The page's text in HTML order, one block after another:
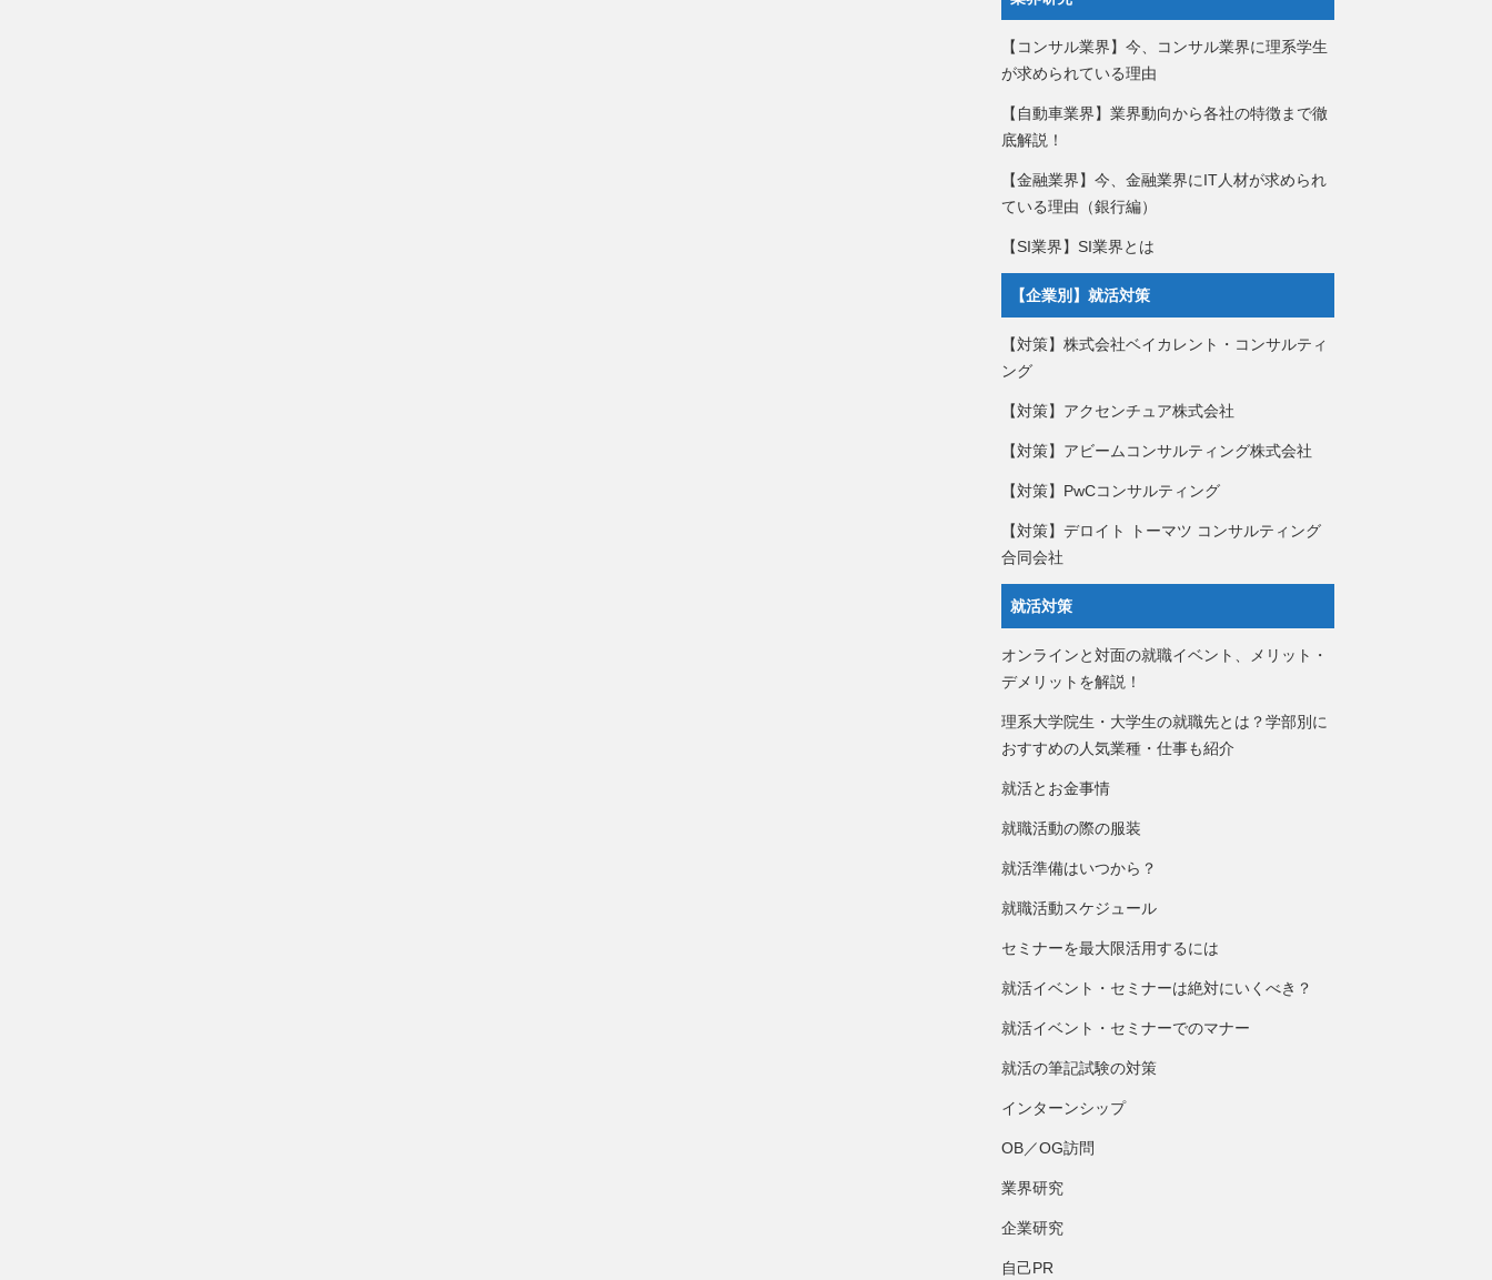
【コンサル業界】今、コンサル業界に理系学生
が求められている理由
【自動車業界】業界動向から各社の特徴まで徹
底解説！
【金融業界】今、金融業界にIT人材が求められ
ている理由（銀行編）
【SI業界】SI業界とは
【企業別】就活対策
【対策】株式会社ベイカレント・コンサルティ
ング
【対策】アクセンチュア株式会社
【対策】アビームコンサルティング株式会社
【対策】PwCコンサルティング
【対策】デロイト トーマツ コンサルティング
合同会社
就活対策
オンラインと対面の就職イベント、メリット・
デメリットを解説！
理系大学院生・大学生の就職先とは？学部別に
おすすめの人気業種・仕事も紹介
就活とお金事情
就職活動の際の服装
就活準備はいつから？
就職活動スケジュール
セミナーを最大限活用するには
就活イベント・セミナーは絶対にいくべき？
就活イベント・セミナーでのマナー
就活の筆記試験の対策
インターンシップ
OB／OG訪問
業界研究
企業研究
自己PR